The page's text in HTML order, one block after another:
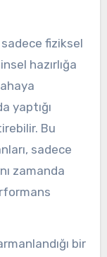
fiziksel
hazırlığa
yaptığı
Bu
sadece
zamanda
bir